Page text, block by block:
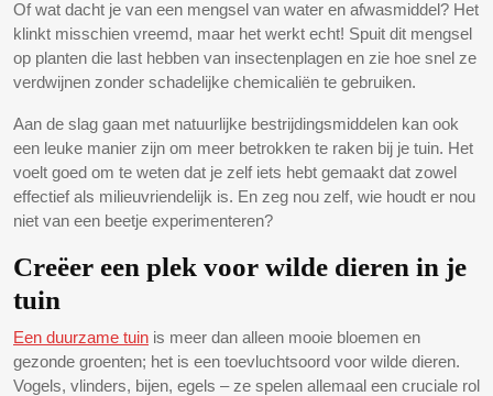
Of wat dacht je van een mengsel van water en afwasmiddel? Het
klinkt misschien vreemd, maar het werkt echt! Spuit dit mengsel
op planten die last hebben van insectenplagen en zie hoe snel ze
verdwijnen zonder schadelijke chemicaliën te gebruiken.
Aan de slag gaan met natuurlijke bestrijdingsmiddelen kan ook
een leuke manier zijn om meer betrokken te raken bij je tuin. Het
voelt goed om te weten dat je zelf iets hebt gemaakt dat zowel
effectief als milieuvriendelijk is. En zeg nou zelf, wie houdt er nou
niet van een beetje experimenteren?
Creëer een plek voor wilde dieren in je
tuin
Een duurzame tuin is meer dan alleen mooie bloemen en
gezonde groenten; het is een toevluchtsoord voor wilde dieren.
Vogels, vlinders, bijen, egels – ze spelen allemaal een cruciale rol